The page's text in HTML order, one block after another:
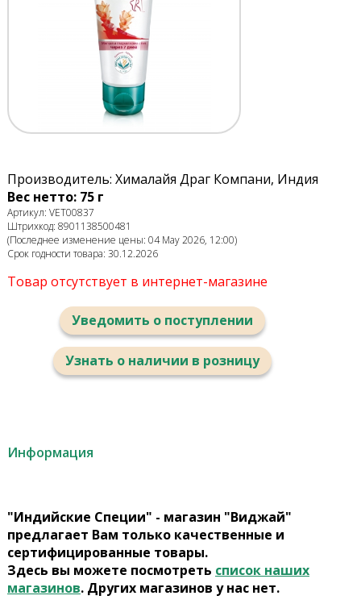
Производитель: Хималайя Драг Компани, Индия
Вес нетто: 75 г
Артикул: VET00837
Штрихкод: 8901138500481
(Последнее изменение цены: 04 May 2026, 12:00)
Срок годности товара: 30.12.2026
Товар отсутствует в интернет-магазине
Уведомить о поступлении
Узнать о наличии в розницу
Информация
"Индийские Специи" - магазин "Виджай"
предлагает Вам только качественные и
сертифицированные товары.
Здесь вы можете посмотреть список наших
магазинов. Других магазинов у нас нет.